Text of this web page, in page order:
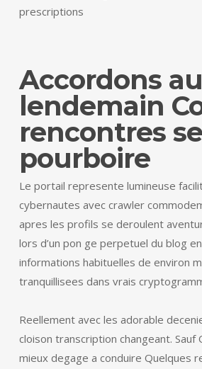
prescriptions
Accordons au
lendemain
rencontres
pourboire
Le portail represente lumineuse
cybernautes avec crawler
apres les profils se deroulent
lors d’un pon ge perpetuel du blog
informations habituelles de environ
tranquillisees dans vrais
Reellement avec les adorable
cloison transcription changeant. Sauf
mieux degage a conduire Quelques